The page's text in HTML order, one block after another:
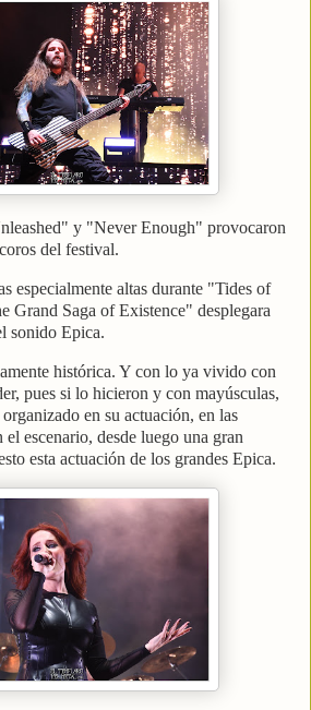
y "Never Enough" provocaron
del festival.
especialmente altas durante "Tides of
Grand Saga of Existence" desplegara
sonido Epica.
histórica. Y con lo ya vivido con
pues si lo hicieron y con mayúsculas,
en su actuación, en las
escenario, desde luego una gran
esta actuación de los grandes Epica.